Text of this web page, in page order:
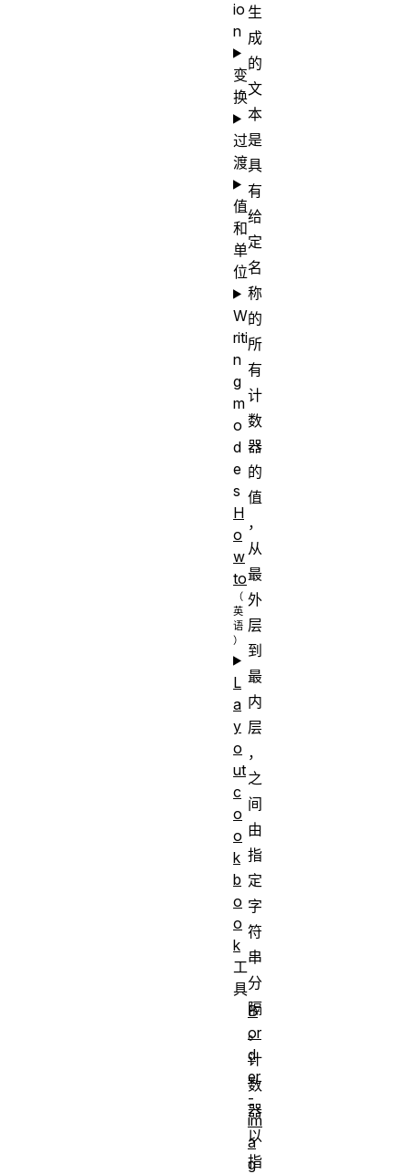
生
成
的
文
本
是
具
有
给
定
名
称
的
所
有
计
数
器
的
值
，
从
最
外
层
到
最
内
层
，
之
间
由
指
定
字
符
串
分
隔
。
计
数
器
以
指
io
n
变
换
过
渡
值
和
单
位
W
riti
n
g
m
o
d
e
s
H
o
w
to
L
a
y
o
ut
c
o
o
k
b
o
o
k
工
具
B
or
d
er
-
im
a
g